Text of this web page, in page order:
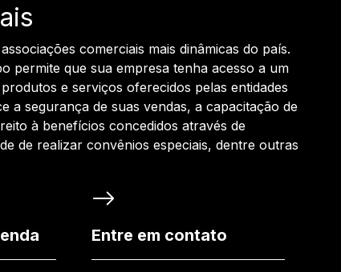
comerciais mais dinâmicas do país.
permite que sua empresa tenha acesso a um
e serviços oferecidos pelas entidades
a segurança de suas vendas, a capacitação de
à benefícios concedidos através de
de realizar convênios especiais, dentre outras
Entre em contato